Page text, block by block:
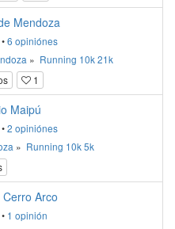
Mendoza
•6 opiniónes
» Running 10k21k
1
Maipú
•2 opiniónes
» Running 10k5k
Arco
• 1 opinión